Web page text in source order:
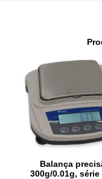
Balança
300g/0.01g, série